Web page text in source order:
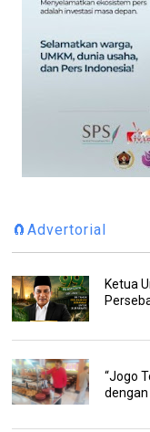
🧲Advertorial
Ketua
“Jogo
dengan